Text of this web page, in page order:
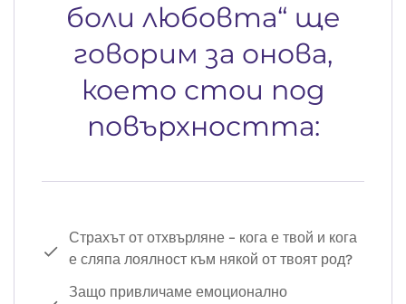
боли любовта“ ще
говорим за онова,
което стои под
повърхността:
Страхът от отхвърляне – кога е твой и кога
е сляпа лоялност към някой от твоят род?
Защо привличаме емоционално